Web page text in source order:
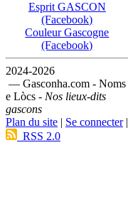
Esprit GASCON
(Facebook)
Couleur Gascogne
(Facebook)
2024-2026
— Gasconha.com - Noms
e Lòcs - Nos lieux-dits
gascons
Plan du site | Se connecter|
RSS 2.0